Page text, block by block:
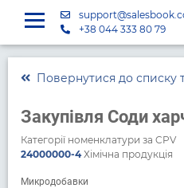
+38 044 333 80 79
Повернутися до списку
Закупівля Соди
Категорії номенклатури за CPV
24000000-4Хімічна продукція
Микродобавки